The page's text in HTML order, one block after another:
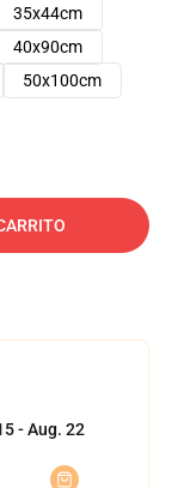
35x44cm
40x90cm
50x100cm
- Aug. 22